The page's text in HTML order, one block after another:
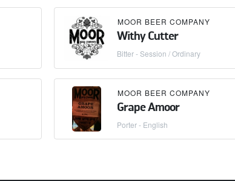
MOOR BEER COMPANY
Withy Cutter
Bitter - Session / Ordinary
MOOR BEER COMPANY
Grape Amoor
Porter - English